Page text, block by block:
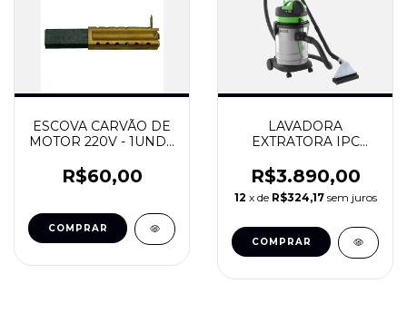
ESCOVA CARVÃO DE
MOTOR 220V - 1UND -
R$60,00
LAVADORA
EXTRATORA IPC
BRASIL
R$3.890,00
12 x de R$324,17 sem juros